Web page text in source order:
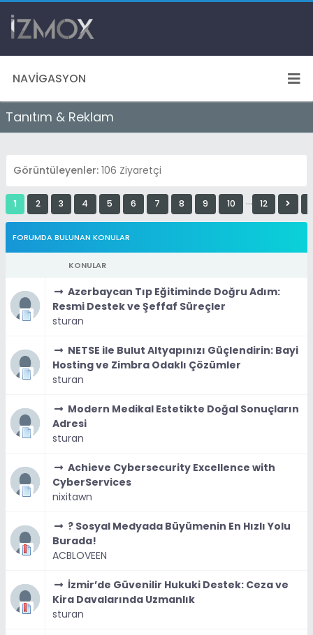
NAVIGASYON
Tanıtım & Reklam
Görüntüleyenler: 106 Ziyaretçi
1 2 3 4 5 6 7 8 9 10 … 12
FORUMDA BULUNAN KONULAR
KONULAR
Azerbaycan Tıp Eğitiminde Doğru Adım:
Resmi Destek ve Şeffaf Süreçler
sturan
NETSE ile Bulut Altyapınızı Güçlendirin: Bayi
Hosting ve Zimbra Odaklı Çözümler
sturan
Modern Medikal Estetikte Doğal Sonuçların
Adresi
sturan
Achieve Cybersecurity Excellence with
CyberServices
nixitawn
? Sosyal Medyada Büyümenin En Hızlı Yolu
Burada!
ACBLOVEEN
İzmir’de Güvenilir Hukuki Destek: Ceza ve
Kira Davalarında Uzmanlık
sturan